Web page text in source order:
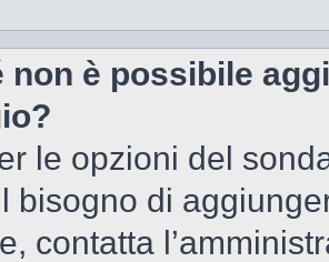
non è possibile
le opzioni del
bisogno di
contatta